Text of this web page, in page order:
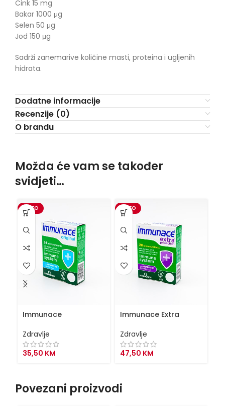
Cink 15 mg
Bakar 1000 μg
Selen 50 μg
Jod 150 μg
Sadrži zanemarive količine masti, proteina i ugljenih
hidrata.
Dodatne informacije
Recenzije (0)
O brandu
Možda će vam se također
svidjeti…
VIDEO
Immunace
Zdravlje
35,50 KM
VIDEO
Immunace Extra
Zdravlje
47,50 KM
Povezani proizvodi